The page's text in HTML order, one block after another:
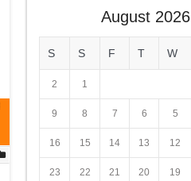
August 2026
W
T
F
S
S
1
2
5
6
7
8
9
12
13
14
15
16
19
20
21
22
23